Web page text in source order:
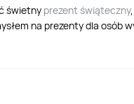
świetny prezent świąteczny
na prezenty dla osób